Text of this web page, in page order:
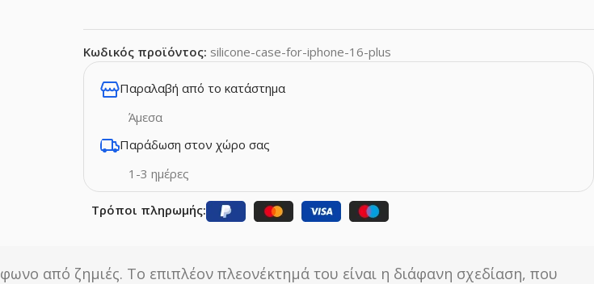
Κωδικός προϊόντος: silicone-case-for-iphone-16-plus
Παραλαβή από το κατάστημα
Άμεσα
Παράδωση στον χώρο σας
1-3 ημέρες
Τρόποι πληρωμής:
από ζημιές. Το επιπλέον πλεονέκτημά του είναι η διάφανη σχεδίαση, που